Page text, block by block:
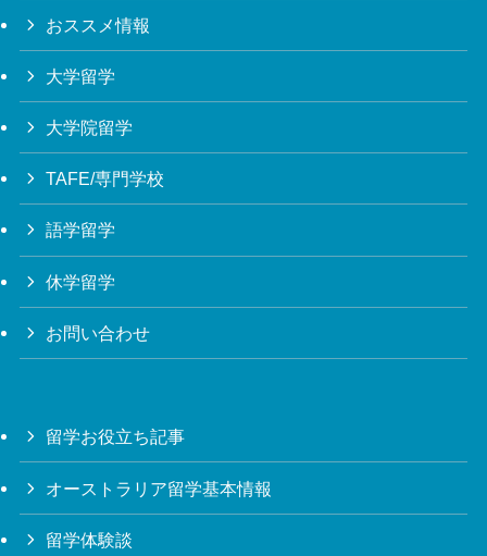
おススメ情報
大学留学
大学院留学
TAFE/専門学校
語学留学
休学留学
お問い合わせ
留学お役立ち記事
オーストラリア留学基本情報
留学体験談